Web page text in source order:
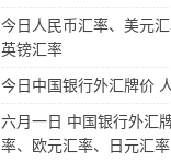
今日人民币汇率、美元
英镑汇率
今日中国银行外汇牌价
六月一日 中国银行外汇
率、欧元汇率、日元汇率